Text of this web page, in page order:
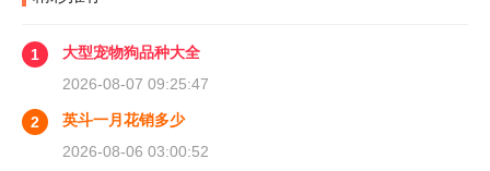
1
大型宠物狗品种大全
2026-08-07 09:25:47
2
英斗一月花销多少
2026-08-06 03:00:52